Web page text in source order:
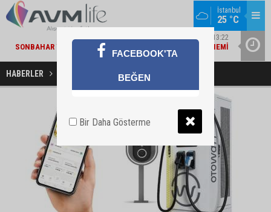
İstanbul
25 °C
MARKA DÜNYASI / 13:22
SONBAHAR YAKLAŞIRKEN TEPE HOME'DA YENILENME DÖNEMI
MIGROS
HABERLER Şarj İstasyonu Haberleri
FACEBOOK'TA
BEĞEN
Bir Daha Gösterme